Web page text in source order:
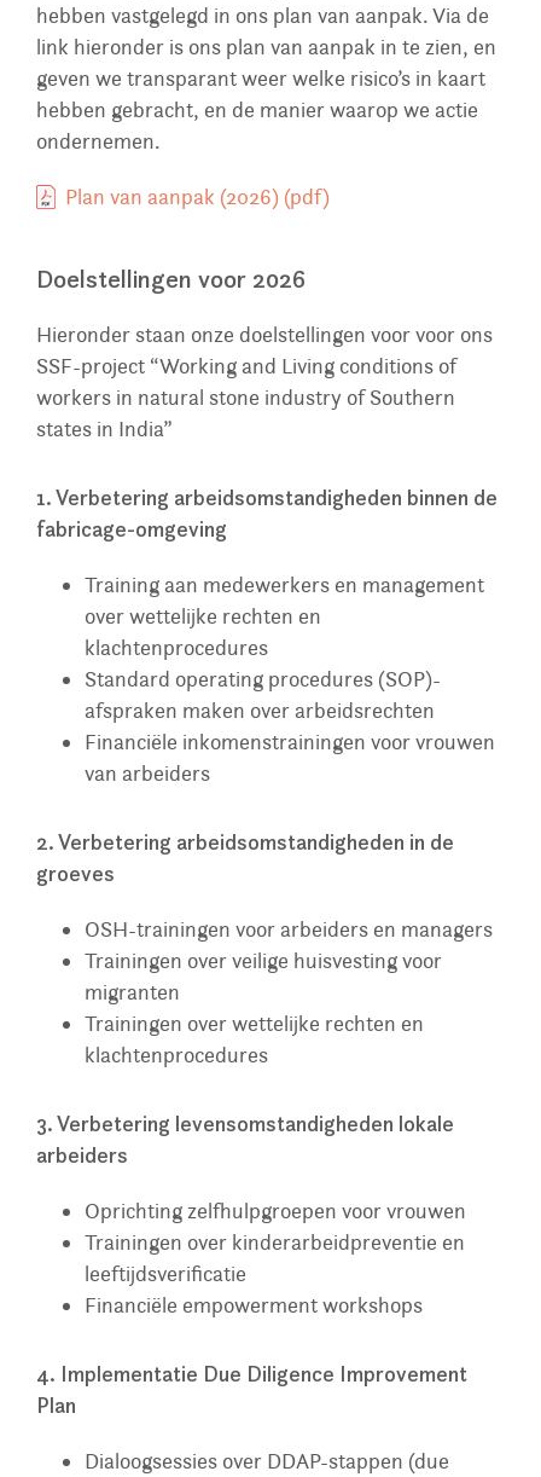
hebben vastgelegd in ons plan van aanpak. Via de
link hieronder is ons plan van aanpak in te zien, en
geven we transparant weer welke risico’s in kaart
hebben gebracht, en de manier waarop we actie
ondernemen.
Plan van aanpak (2026) (pdf)
Doelstellingen voor 2026
Hieronder staan onze doelstellingen voor voor ons
SSF-project “Working and Living conditions of
workers in natural stone industry of Southern
states in India”
1. Verbetering arbeidsomstandigheden binnen de
fabricage-omgeving
Training aan medewerkers en management
over wettelijke rechten en
klachtenprocedures
Standard operating procedures (SOP)-
afspraken maken over arbeidsrechten
Financiële inkomenstrainingen voor vrouwen
van arbeiders
2. Verbetering arbeidsomstandigheden in de
groeves
OSH-trainingen voor arbeiders en managers
Trainingen over veilige huisvesting voor
migranten
Trainingen over wettelijke rechten en
klachtenprocedures
3. Verbetering levensomstandigheden lokale
arbeiders
Oprichting zelfhulpgroepen voor vrouwen
Trainingen over kinderarbeidpreventie en
leeftijdsverificatie
Financiële empowerment workshops
4. Implementatie Due Diligence Improvement
Plan
Dialoogsessies over DDAP-stappen (due